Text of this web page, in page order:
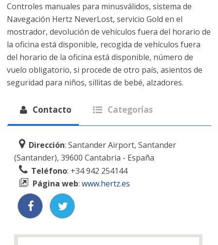
Controles manuales para minusválidos, sistema de
Navegación Hertz NeverLost, servicio Gold en el
mostrador, devolución de vehículos fuera del horario de
la oficina está disponible, recogida de vehículos fuera
del horario de la oficina está disponible, número de
vuelo obligatorio, si procede de otro país, asientos de
seguridad para niños, sillitas de bebé, alzadores.
Contacto Categorías
Dirección: Santander Airport, Santander
(Santander), 39600 Cantabria - España
Teléfono: +34 942 254144
Página web: www.hertz.es